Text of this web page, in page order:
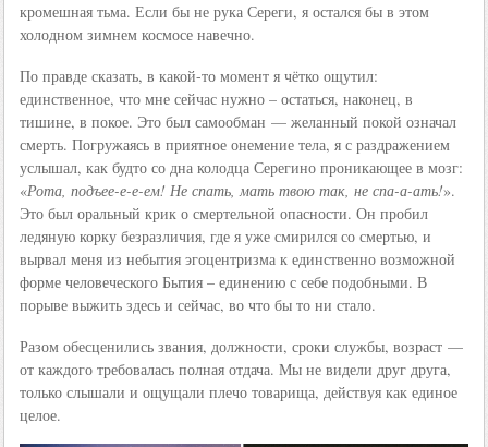
кромешная тьма. Если бы не рука Сереги, я остался бы в этом
холодном зимнем космосе навечно.
По правде сказать, в какой-то момент я чётко ощутил:
единственное, что мне сейчас нужно – остаться, наконец, в
тишине, в покое. Это был самообман — желанный покой означал
смерть. Погружаясь в приятное онемение тела, я с раздражением
услышал, как будто со дна колодца Серегино проникающее в мозг:
«Рота, подъее-е-е-ем! Не спать, мать твою так, не спа-а-ать!».
Это был оральный крик о смертельной опасности. Он пробил
ледяную корку безразличия, где я уже смирился со смертью, и
вырвал меня из небытия эгоцентризма к единственно возможной
форме человеческого Бытия – единению с себе подобными. В
порыве выжить здесь и сейчас, во что бы то ни стало.
Разом обесценились звания, должности, сроки службы, возраст —
от каждого требовалась полная отдача. Мы не видели друг друга,
только слышали и ощущали плечо товарища, действуя как единое
целое.